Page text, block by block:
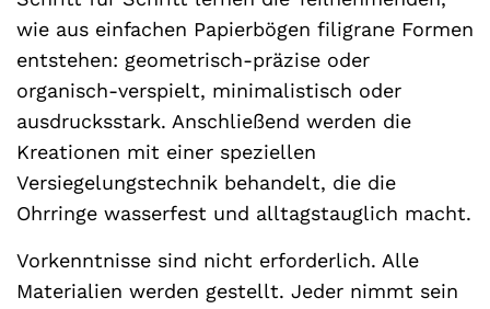
wie aus einfachen Papierbögen filigrane Formen
entstehen: geometrisch-präzise oder
organisch-verspielt, minimalistisch oder
ausdrucksstark. Anschließend werden die
Kreationen mit einer speziellen
Versiegelungstechnik behandelt, die die
Ohrringe wasserfest und alltagstauglich macht.
Vorkenntnisse sind nicht erforderlich. Alle
Materialien werden gestellt. Jeder nimmt sein